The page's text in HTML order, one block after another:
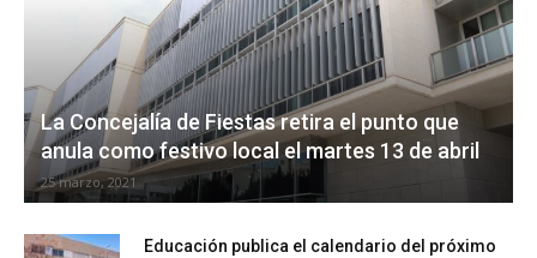
La Concejalía de Fiestas retira el punto que
anula como festivo local el martes 13 de abril
25 marzo, 2021
Educación publica el calendario del próximo